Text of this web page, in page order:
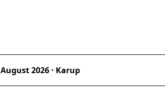
August 2026 · Karup